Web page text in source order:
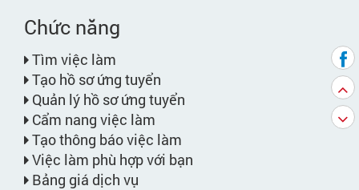
Chức năng
Tìm việc làm
Tạo hồ sơ ứng tuyển
Quản lý hồ sơ ứng tuyển
Cẩm nang việc làm
Tạo thông báo việc làm
Việc làm phù hợp với bạn
Bảng giá dịch vụ